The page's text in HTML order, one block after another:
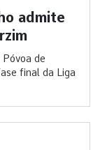
admite
de
final da Liga